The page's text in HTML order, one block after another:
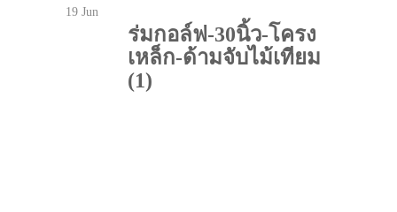
19 Jun
ร่มกอล์ฟ-30นิ้ว-โครง
เหล็ก-ด้ามจับไม้เทียม
(1)